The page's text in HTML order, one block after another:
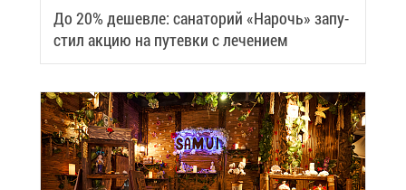
До 20% де­шев­ле: са­на­то­рий «На­рочь» за­пу­
стил ак­цию на пу­тев­ки с ле­че­ни­ем